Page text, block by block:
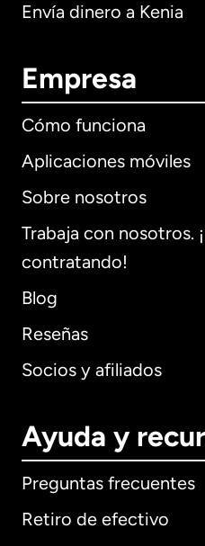
Envía dinero a Kenia
Empresa
Cómo funciona
Aplicaciones móviles
Sobre nosotros
Trabaja con nosotros.
contratando!
Blog
Reseñas
Socios y afiliados
Ayuda y
Preguntas frecuentes
Retiro de efectivo